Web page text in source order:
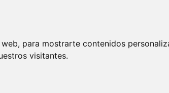
para mostrarte contenidos
visitantes.